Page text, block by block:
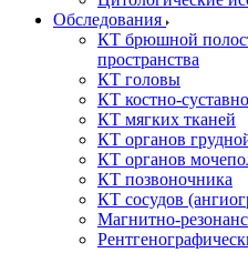
Обследования
КТ брюшной
пространства
КТ головы
КТ костно-
КТ мягких тканей
КТ органов
КТ органов
КТ позвоночника
КТ сосудов
Магнитно-